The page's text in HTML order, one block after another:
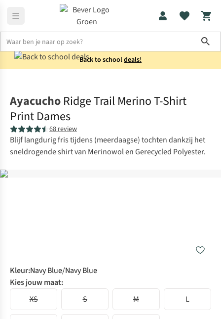
Back to schooldeals!
Ayacucho Ridge Trail Merino T-Shirt
Print Dames
68 review
Blijf langdurig fris tijdens (meerdaagse) tochten dankzij het
sneldrogende shirt van Merinowol en Gerecycled Polyester.
Kleur:Navy Blue/Navy Blue
Kies jouw maat:
XS
S M L